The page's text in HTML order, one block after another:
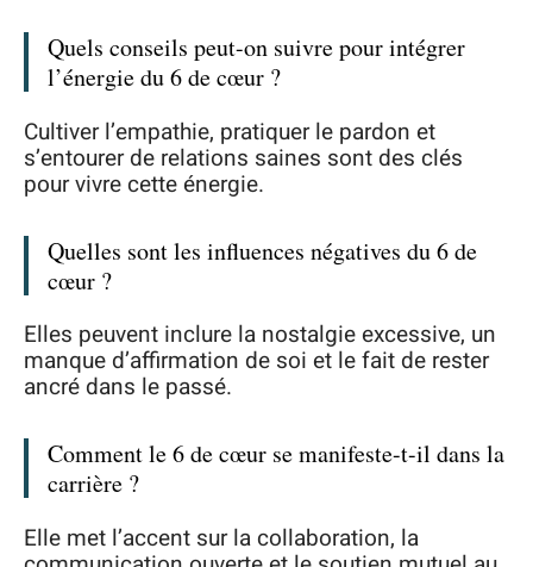
Quels conseils peut-on suivre pour intégrer
l’énergie du 6 de cœur ?
Cultiver l’empathie, pratiquer le pardon et
s’entourer de relations saines sont des clés
pour vivre cette énergie.
Quelles sont les influences négatives du 6 de
cœur ?
Elles peuvent inclure la nostalgie excessive, un
manque d’affirmation de soi et le fait de rester
ancré dans le passé.
Comment le 6 de cœur se manifeste-t-il dans la
carrière ?
Elle met l’accent sur la collaboration, la